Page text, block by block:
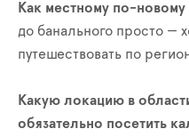
Как местному по-новому
до банального просто —
путешествовать по
Какую локацию в
обязательно посетить